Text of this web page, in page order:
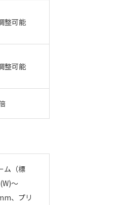
整可能
整可能
ム（標
～
、プリ